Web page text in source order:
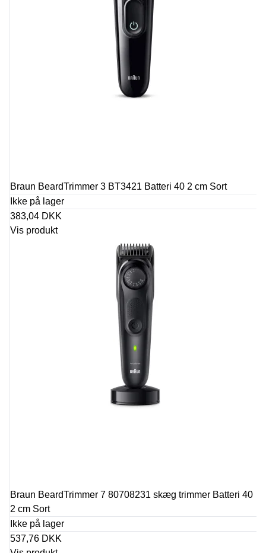
Braun BeardTrimmer 3 BT3421 Batteri 40 2 cm Sort
Ikke på lager
383,04 DKK
Vis produkt
Braun BeardTrimmer 7 80708231 skæg trimmer Batteri 40
2 cm Sort
Ikke på lager
537,76 DKK